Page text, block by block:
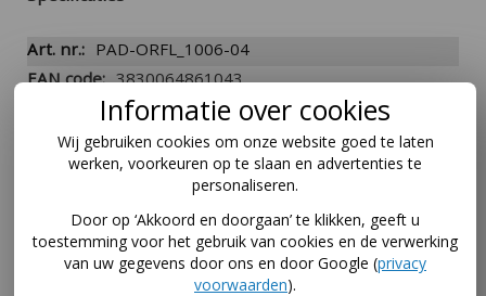
More
Information
PAD-ORFL_1006-04
3830064861043
1 doos
Antraciet
305 x 183 cm
Rechthoekig
Akrobat trampoline
Akrobat
Informatie over cookies
Wij gebruiken cookies om onze website goed te laten
werken, voorkeuren op te slaan en advertenties te
personaliseren.
Door op ‘Akkoord en doorgaan’ te klikken, geeft u
toestemming voor het gebruik van cookies en de verwerking
van uw gegevens door ons en door Google (privacy
voorwaarden).